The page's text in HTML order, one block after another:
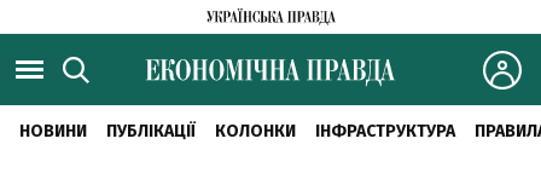
НОВИНИ ПУБЛІКАЦІЇ КОЛОНКИ ІНФРАСТРУКТУРА